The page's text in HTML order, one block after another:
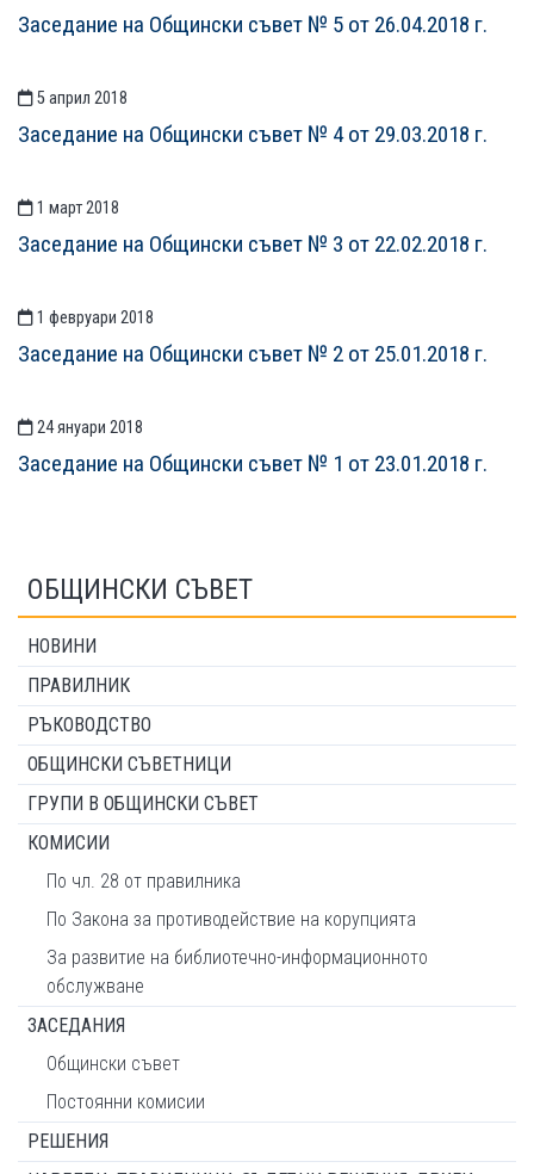
Заседание на Общински съвет № 5 от 26.04.2018 г.
5 април 2018
Заседание на Общински съвет № 4 от 29.03.2018 г.
1 март 2018
Заседание на Общински съвет № 3 от 22.02.2018 г.
1 февруари 2018
Заседание на Общински съвет № 2 от 25.01.2018 г.
24 януари 2018
Заседание на Общински съвет № 1 от 23.01.2018 г.
ОБЩИНСКИ СЪВЕТ
НОВИНИ
ПРАВИЛНИК
РЪКОВОДСТВО
ОБЩИНСКИ СЪВЕТНИЦИ
ГРУПИ В ОБЩИНСКИ СЪВЕТ
КОМИСИИ
По чл. 28 от правилника
По Закона за противодействие на корупцията
За развитие на библиотечно-информационното
обслужване
ЗАСЕДАНИЯ
Общински съвет
Постоянни комисии
РЕШЕНИЯ